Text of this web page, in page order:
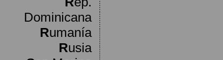
Dominicana
Rumanía
Rusia